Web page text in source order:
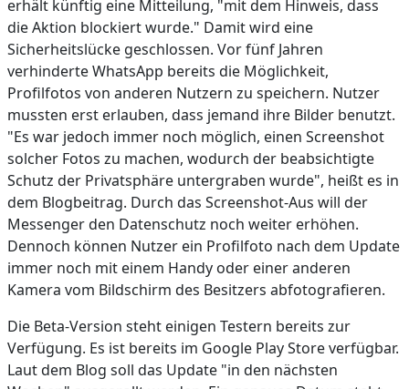
erhält künftig eine Mitteilung, "mit dem Hinweis, dass
die Aktion blockiert wurde." Damit wird eine
Sicherheitslücke geschlossen. Vor fünf Jahren
verhinderte WhatsApp bereits die Möglichkeit,
Profilfotos von anderen Nutzern zu speichern. Nutzer
mussten erst erlauben, dass jemand ihre Bilder benutzt.
"Es war jedoch immer noch möglich, einen Screenshot
solcher Fotos zu machen, wodurch der beabsichtigte
Schutz der Privatsphäre untergraben wurde", heißt es in
dem Blogbeitrag. Durch das Screenshot-Aus will der
Messenger den Datenschutz noch weiter erhöhen.
Dennoch können Nutzer ein Profilfoto nach dem Update
immer noch mit einem Handy oder einer anderen
Kamera vom Bildschirm des Besitzers abfotografieren.
Die Beta-Version steht einigen Testern bereits zur
Verfügung. Es ist bereits im Google Play Store verfügbar.
Laut dem Blog soll das Update "in den nächsten